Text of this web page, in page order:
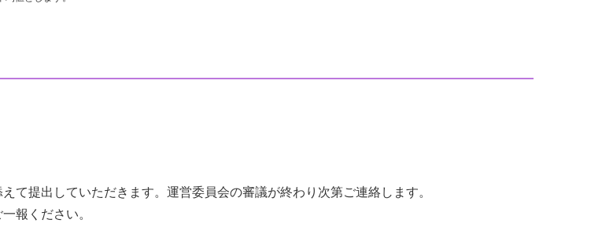
提出していただきます。運営委員会の審議が終わり次第ご連絡します。
報ください。